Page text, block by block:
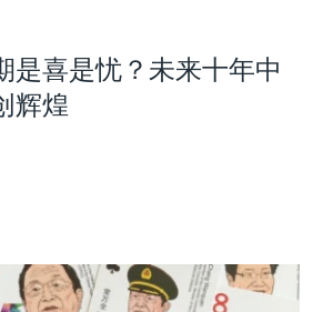
是喜是忧？未来十年中
辉煌